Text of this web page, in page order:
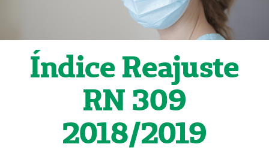
Índice Reajuste
RN 309
2018/2019